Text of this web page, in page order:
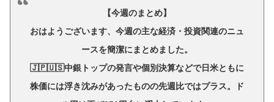
【今週のまとめ】
おはようございます、今週の主な経済・投資関連のニュ
ースを簡潔にまとめました。
🇯🇵🇺🇸中銀トップの発言や個別決算などで日米ともに
株価には浮き沈みがあったものの先週比ではプラス。ド